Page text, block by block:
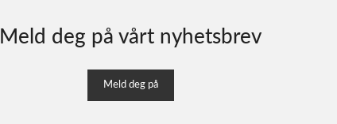
Meld deg på vårt nyhetsbrev
Meld deg på